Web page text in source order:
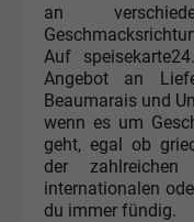
an
Auf
Angebot an
Beaumarais und
wenn es um
geht, egal ob
der zahlreichen
internationalen
du immer fündig.